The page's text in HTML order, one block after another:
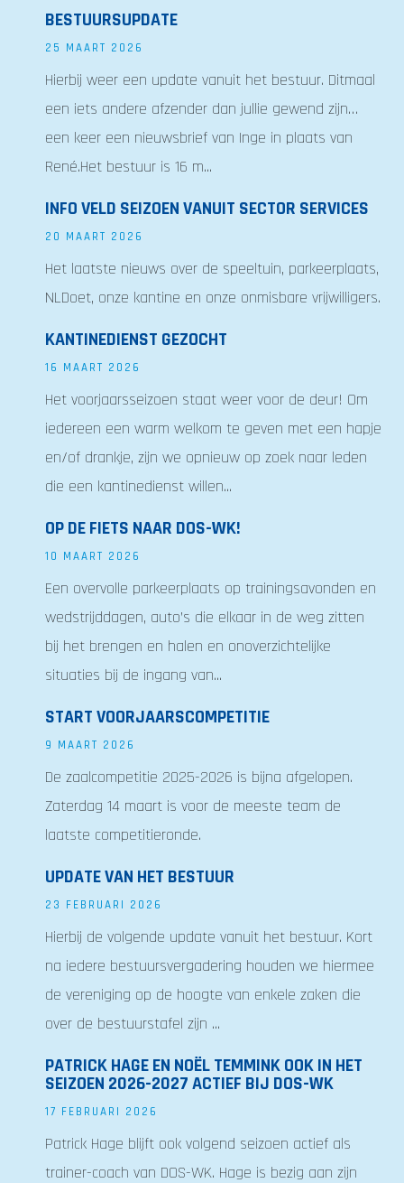
BESTUURSUPDATE
25 MAART 2026
Hierbij weer een update vanuit het bestuur. Ditmaal
een iets andere afzender dan jullie gewend zijn…
een keer een nieuwsbrief van Inge in plaats van
René.Het bestuur is 16 m...
INFO VELD SEIZOEN VANUIT SECTOR SERVICES
20 MAART 2026
Het laatste nieuws over de speeltuin, parkeerplaats,
NLDoet, onze kantine en onze onmisbare vrijwilligers.
KANTINEDIENST GEZOCHT
16 MAART 2026
Het voorjaarsseizoen staat weer voor de deur! Om
iedereen een warm welkom te geven met een hapje
en/of drankje, zijn we opnieuw op zoek naar leden
die een kantinedienst willen...
OP DE FIETS NAAR DOS-WK!
10 MAART 2026
Een overvolle parkeerplaats op trainingsavonden en
wedstrijddagen, auto’s die elkaar in de weg zitten
bij het brengen en halen en onoverzichtelijke
situaties bij de ingang van...
START VOORJAARSCOMPETITIE
9 MAART 2026
De zaalcompetitie 2025-2026 is bijna afgelopen.
Zaterdag 14 maart is voor de meeste team de
laatste competitieronde.
UPDATE VAN HET BESTUUR
23 FEBRUARI 2026
Hierbij de volgende update vanuit het bestuur. Kort
na iedere bestuursvergadering houden we hiermee
de vereniging op de hoogte van enkele zaken die
over de bestuurstafel zijn ...
PATRICK HAGE EN NOËL TEMMINK OOK IN HET
SEIZOEN 2026-2027 ACTIEF BIJ DOS-WK
17 FEBRUARI 2026
Patrick Hage blijft ook volgend seizoen actief als
trainer-coach van DOS-WK. Hage is bezig aan zijn